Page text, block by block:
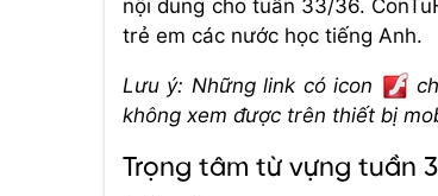
nội dung cho tuần 33/36.
trẻ em các nước học tiếng Anh.
Lưu ý: Những link có icon
không xem được trên thiết bị
Trọng tâm từ vựng tuần